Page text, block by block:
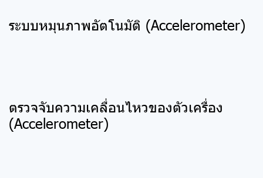
ระบบหมุนภาพอัตโนมัติ (Accelerometer)
ตรวจจับความเคลื่อนไหวของตัวเครื่อง
(Accelerometer)